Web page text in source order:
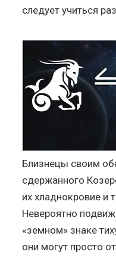
следует учиться
Близнецы своим
сдержанного
их хладнокровие и
Невероятно
«земном» знаке
они могут просто